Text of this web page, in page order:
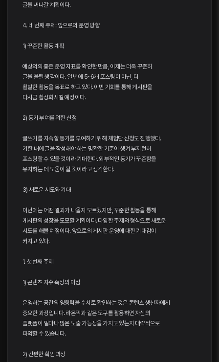
글을 써나갈 계획이다.
4. 네 번째 주제: 앞으로의 운영 방향
1) 꾸준한 활동 계획
예상외의 좋은 운영 지표를 확인한 만큼, 이제는 더욱 꾸준히
글을 올릴 생각이다. 일 년에 5~6개 포스팅이 아닌, 더
활발한 활동을 목표로 하고 있다. 이번 기회를 통해 게시판을
다시금 활성화시킬 예정이다.
2) 동기 부여를 위한 신청
글쓰기를 지속할 동기를 부여하기 위해 체험단 신청도 진행했다.
기한 내에 글을 작성해야 하는 명확한 기준이 생겨 부지런히
포스팅할 수 있을 것이라 기대한다. 외부적인 동기가 꾸준함을
유지하는 데 도움이 될 것이라고 생각한다.
3) 새로운 시도와 기대
이번에는 어떤 결과가 나올지 모르겠지만, 꾸준한 활동을 통해
게시판의 성장을 도모할 계획이다. 다양한 주제와 형식으로 새로운
시도를 해볼 예정이다. 앞으로의 게시판 운영에 대한 기대감이
커지고 있다.
1. 첫 번째 주제
1) 콘텐츠 지수 측정의 이점
운영하는 공간의 영향력을 수치로 확인하는 것은 콘텐츠 생산자에게
중요한 과정입니다. 라온픽과 같은 도구를 활용하면 자신의
플랫폼이 얼마나 많은 노출 가능성을 가지고 있는지 대략적으로
파악할 수 있습니다.
2) 간편한 확인 과정